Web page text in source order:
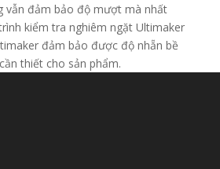
vẫn đảm bảo độ mượt mà nhất
kiểm tra nghiêm ngặt Ultimaker
đảm bảo được độ nhẵn bề
thiết cho sản phẩm.